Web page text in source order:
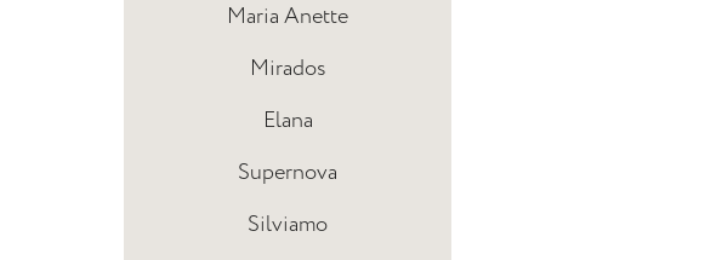
Maria Anette
Mirados
Elana
Supernova
Silviamo